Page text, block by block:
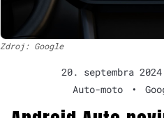
Zdroj: Google
20. septembra 2024
Auto-moto
•